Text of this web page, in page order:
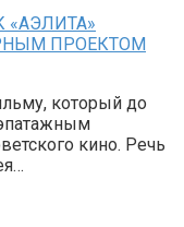
ПРОЕКТОМ
который до
кино. Речь